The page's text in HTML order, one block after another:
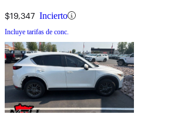
$19,347 Incierto
Incluye tarifas de conc.